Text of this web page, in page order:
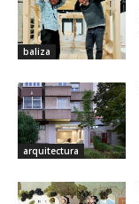
baliza
arquitectura